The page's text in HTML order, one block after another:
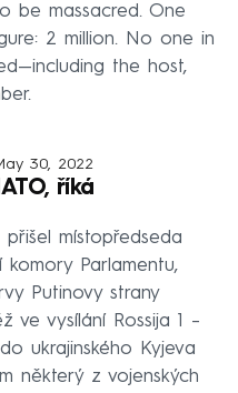
be massacred. One
2 million. No one in
the host,
30, 2022
říká
místopředseda
komory Parlamentu,
Putinovy strany
ve vysílání Rossija 1 –
ukrajinského Kyjeva
některý z vojenských